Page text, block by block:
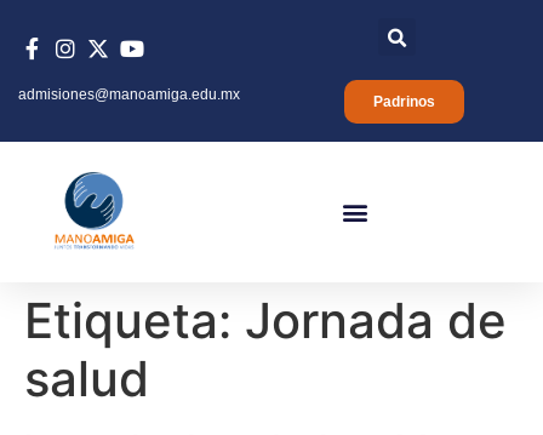
Padrinos
admisiones@manoamiga.edu.mx
Etiqueta: Jornada de
salud